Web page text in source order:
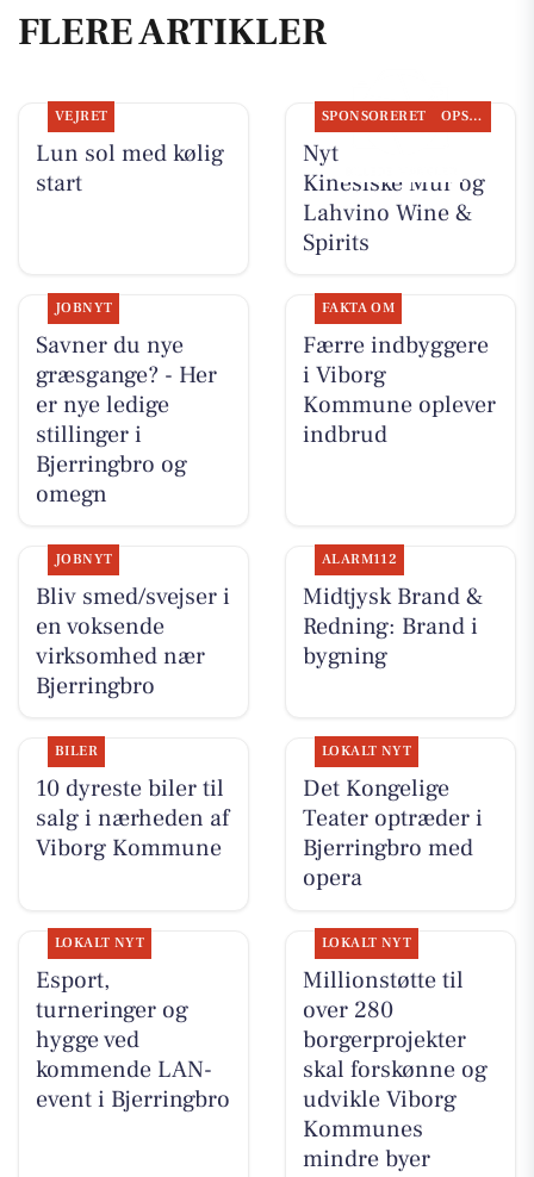
FLERE ARTIKLER
VEJRET
Lun sol med kølig
start
SPONSORERET OPSLAGSTAVLEN
Nyt fra Den
Kinesiske Mur og
Lahvino Wine &
Spirits
JOBNYT
Savner du nye
græsgange? - Her
er nye ledige
stillinger i
Bjerringbro og
omegn
FAKTA OM
Færre indbyggere
i Viborg
Kommune oplever
indbrud
JOBNYT
Bliv smed/svejser i
en voksende
virksomhed nær
Bjerringbro
ALARM112
Midtjysk Brand &
Redning: Brand i
bygning
BILER
10 dyreste biler til
salg i nærheden af
Viborg Kommune
LOKALT NYT
Det Kongelige
Teater optræder i
Bjerringbro med
opera
LOKALT NYT
Esport,
turneringer og
hygge ved
kommende LAN-
event i Bjerringbro
LOKALT NYT
Millionstøtte til
over 280
borgerprojekter
skal forskønne og
udvikle Viborg
Kommunes
mindre byer